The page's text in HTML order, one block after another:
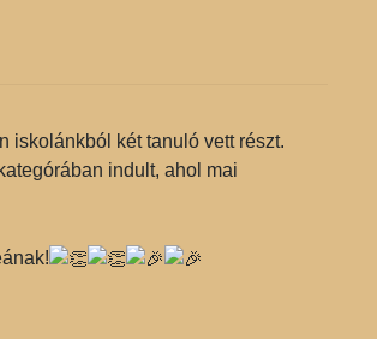
iskolánkból két tanuló vett részt.
indult, ahol mai